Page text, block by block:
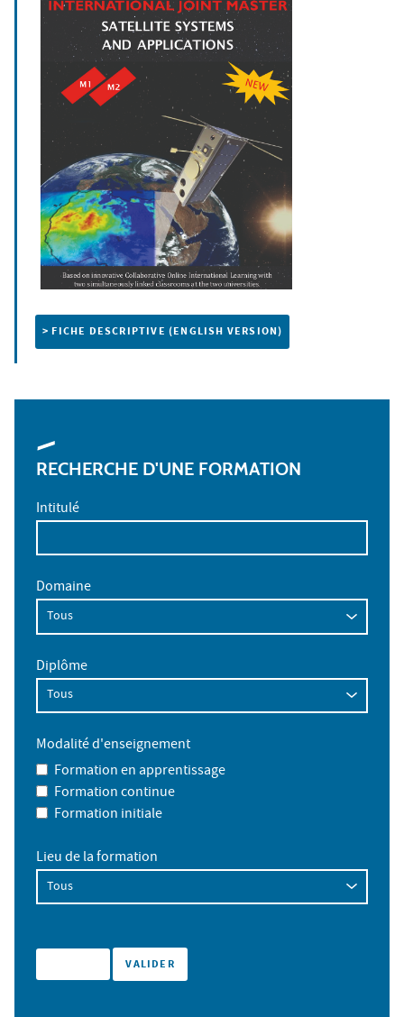
> FICHE DESCRIPTIVE (ENGLISH VERSION)
RECHERCHE D'UNE FORMATION
Intitulé
Domaine
Diplôme
Modalité d'enseignement
Formation en apprentissage
Formation continue
Formation initiale
Lieu de la formation